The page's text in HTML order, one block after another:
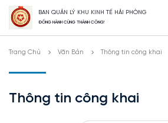
BAN QUẢN LÝ KHU KINH TẾ HẢI PHÒNG
ĐỒNG HÀNH CÙNG THÀNH CÔNG!
Trang Chủ Văn Bản Thông tin công khai
Thông tin công khai